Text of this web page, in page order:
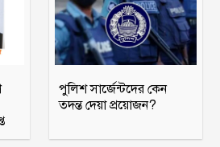
পুলিশ সার্জেন্টদের কেন
তদন্ত দেয়া প্রয়োজন?